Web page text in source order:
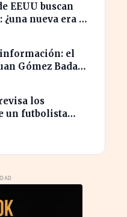
EEUU buscan
nueva era de
el
Gómez Bada
los
un futbolista
España